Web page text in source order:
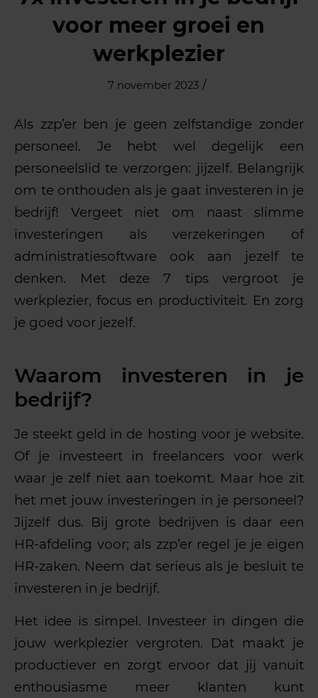
voor meer groei en
werkplezier
7 november 2023 /
Als zzp’er ben je geen zelfstandige zonder
personeel. Je hebt wel degelijk een
personeelslid te verzorgen: jijzelf. Belangrijk
om te onthouden als je gaat investeren in je
bedrijf! Vergeet niet om naast slimme
investeringen als verzekeringen of
administratiesoftware ook aan jezelf te
denken. Met deze 7 tips vergroot je
werkplezier, focus en productiviteit. En zorg
je goed voor jezelf.
Waarom investeren in je
bedrijf?
Je steekt geld in de hosting voor je website.
Of je investeert in freelancers voor werk
waar je zelf niet aan toekomt. Maar hoe zit
het met jouw investeringen in je personeel?
Jijzelf dus. Bij grote bedrijven is daar een
HR-afdeling voor; als zzp’er regel je je eigen
HR-zaken. Neem dat serieus als je besluit te
investeren in je bedrijf.
Het idee is simpel. Investeer in dingen die
jouw werkplezier vergroten. Dat maakt je
productiever en zorgt ervoor dat jij vanuit
enthousiasme meer klanten kunt